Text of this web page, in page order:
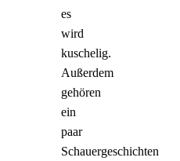
es
wird
kuschelig.
Außerdem
gehören
ein
paar
Schauergeschichten